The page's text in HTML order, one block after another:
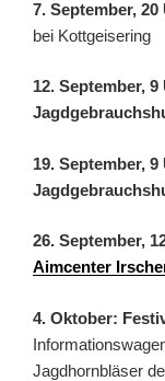
7. September,
bei Kottgeisering
12. September,
19. September,
26. September,
Aimcenter
4. Oktober:
Jagdhornbläser